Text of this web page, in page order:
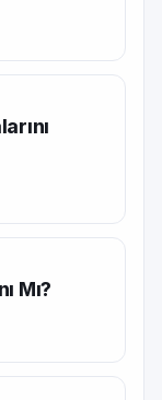
Mı?